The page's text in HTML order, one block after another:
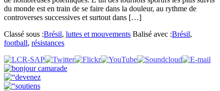
du monde est en train de se faire dans la douleur, au rythme de
controverses successives et surtout dans […]
Classé sous :Brésil, luttes et mouvements Balisé avec :Brésil,
football, résistances